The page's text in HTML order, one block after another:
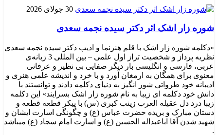
30 جولای 2026
شوره زار اشک اثر دکتر سیده نجمه سعدی
«دکلمه شوره زار اشک با قلم هنرنما و ادیب دکتر سیده نجمه سعدی
نظریه پرداز و شخصیت تراز اول علمی – بین المللی 3 زبانه‌ی
عربی، فارسی و انگلیسی بار دیگر صفایی بی نظیر و عرفانی –
معنوی برای همگان به ارمغان آورد و با خرد و اندیشه علمی هنری و
ادیبانه خود طرواتی شور انگیز به دنیای دکلمه دادند و توانستند با
دانش خود دکلمه ای زیبا به نام شوره زار اشک بسرایند» این دکلمه
زیبا درد دل عقیله العرب زینب کبری (س) با پیکر قطعه قطعه و
دستان مبارک و بریده حضرت عباس (ع) و چگونگی اسارت ایشان و
شهید شدن آقا اباعبداله الحسین (ع) و اسارت امام سجاد (ع) میباشد
.